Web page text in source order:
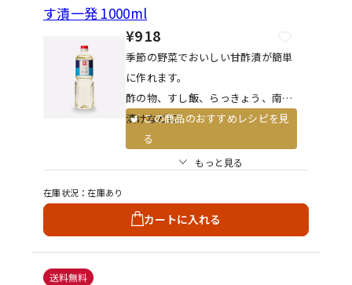
す漬一発 1000ml
¥918
季節の野菜でおいしい甘酢漬が簡単
に作れます。
酢の物、すし飯、らっきょう、南蛮
漬けなどに。
※温度の変化によっては色が濃くな
※品質には問題ありませんので、そ
のままお使いください。
この商品のおすすめレシピを見
る
もっと見る
在庫状況 在庫あり
カートに入れる